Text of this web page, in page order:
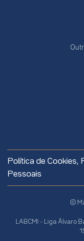
Política de Cookies,
Pessoais
©
LABCMI - Liga Álvaro